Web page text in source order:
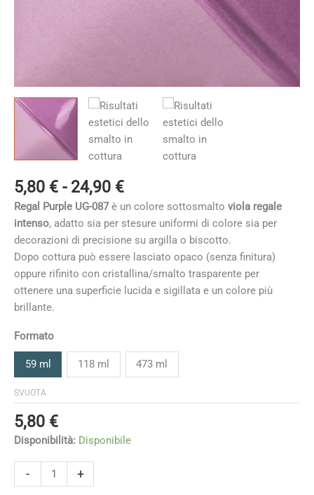
5,80 € - 24,90 €Fascia
di
prezzo:
da
5,80 €
a
24,90 €
Regal Purple UG-087è un colore sottosmalto viola regale
intenso, adatto sia per stesure uniformi di colore sia per
decorazioni di precisione su argilla o biscotto.
Dopo cottura può essere lasciato opaco (senza finitura)
oppure rifinito con cristallina/smalto trasparente per
ottenere una superficie lucida e sigillata e un colore più
brillante.
Formato
59 ml 118 ml 473 ml
SVUOTA
5,80 €
Disponibilità: Disponibile
-
Purple
+